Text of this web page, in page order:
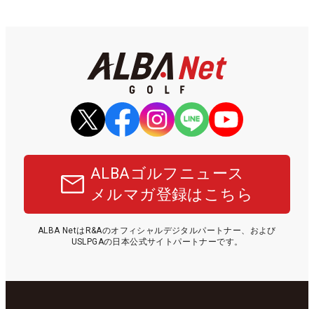
ALBAゴルフニュース
メルマガ登録はこちら
ALBA NetはR&Aのオフィシャルデジタルパートナー、および
USLPGAの日本公式サイトパートナーです。